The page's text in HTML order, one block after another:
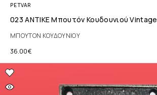
PETVAR
023 ΑΝΤΙΚΕ Μπουτόν Κουδουνιού Vintage
ΜΠΟΥΤΟΝ ΚΟΥΔΟΥΝΙΟΥ
36.00€